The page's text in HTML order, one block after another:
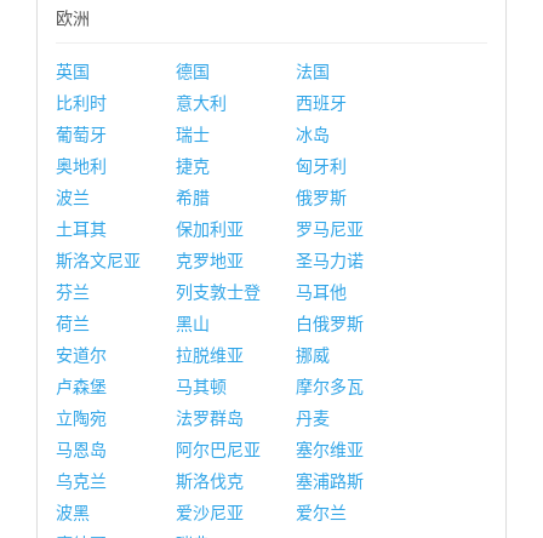
欧洲
英国 德国
法国
比利时
意大利
西班牙
葡萄牙
瑞士
冰岛
奥地利
捷克
匈牙利
波兰
希腊
俄罗斯
土耳其
保加利亚
罗马尼亚
斯洛文尼亚
克罗地亚
圣马力诺
芬兰
列支敦士登
马耳他
荷兰
黑山
白俄罗斯
安道尔
拉脱维亚
挪威
卢森堡
马其顿
摩尔多瓦
立陶宛
法罗群岛
丹麦
马恩岛
阿尔巴尼亚
塞尔维亚
乌克兰
斯洛伐克
塞浦路斯
波黑
爱沙尼亚
爱尔兰